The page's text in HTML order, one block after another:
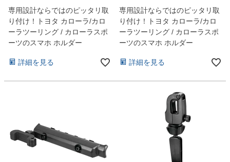
専用設計ならではのピッタリ取
り付け！トヨタ カローラ/カロ
ーラツーリング / カローラスポ
ーツのスマホ ホルダー
詳細を見る
専用設計ならではのピッタリ取
り付け！トヨタ カローラ/カロ
ーラツーリング / カローラスポ
ーツのスマホ ホルダー
詳細を見る